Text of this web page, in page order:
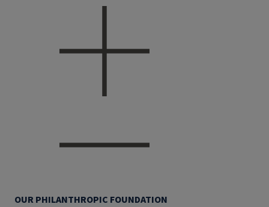
OUR PHILANTHROPIC FOUNDATION